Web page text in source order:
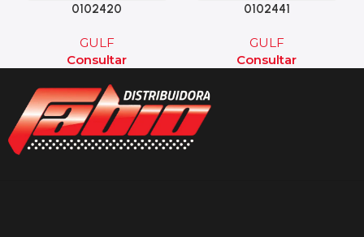
0102420
GULF
Consultar
0102441
GULF
Consultar